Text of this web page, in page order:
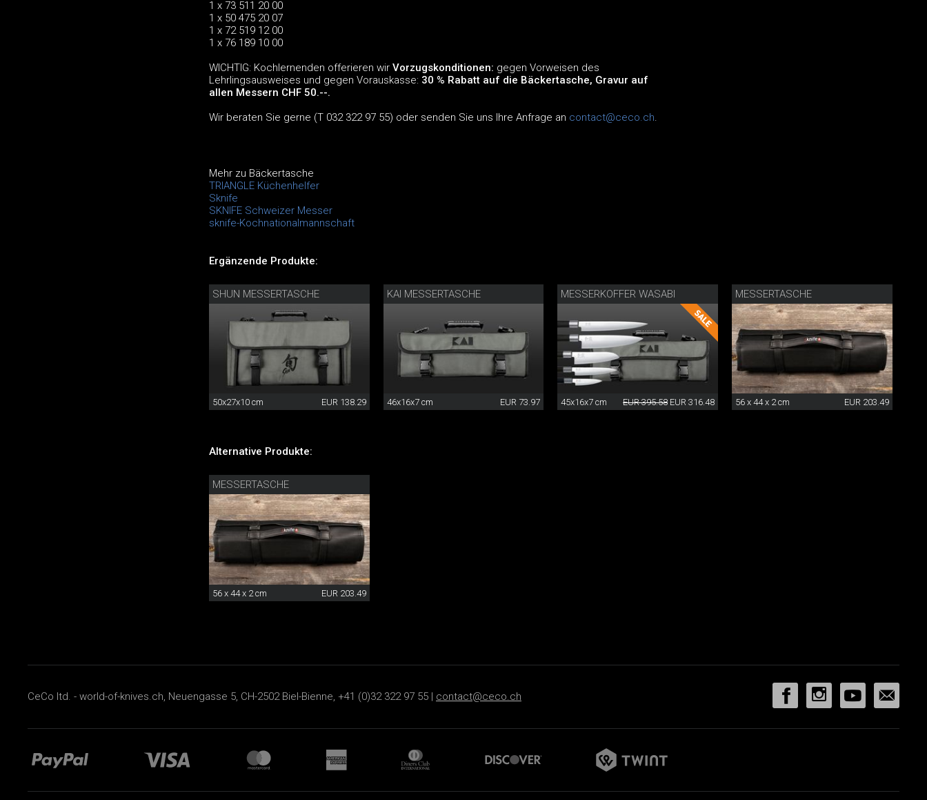
1 x 73 511 20 00
1 x 50 475 20 07
1 x 72 519 12 00
1 x 76 189 10 00
WICHTIG: Kochlernenden offerieren wir Vorzugskonditionen: gegen Vorweisen des
Lehrlingsausweises und gegen Vorauskasse: 30 % Rabatt auf die Bäckertasche, Gravur auf
allen Messern CHF 50.--.
Wir beraten Sie gerne (T 032 322 97 55) oder senden Sie uns Ihre Anfrage an contact@ceco.ch.
Mehr zu Bäckertasche
TRIANGLE Küchenhelfer
Sknife
SKNIFE Schweizer Messer
sknife-Kochnationalmannschaft
Ergänzende Produkte:
SHUN MESSERTASCHE
50x27x10 cm EUR 138.29
KAI MESSERTASCHE
46x16x7 cm EUR 73.97
MESSERKOFFER WASABI
45x16x7 cm EUR 395.58 EUR 316.48
MESSERTASCHE
56 x 44 x 2 cm EUR 203.49
Alternative Produkte:
MESSERTASCHE
56 x 44 x 2 cm EUR 203.49
CeCo ltd. - world-of-knives.ch, Neuengasse 5, CH-2502 Biel-Bienne, +41 (0)32 322 97 55 | contact@ceco.ch